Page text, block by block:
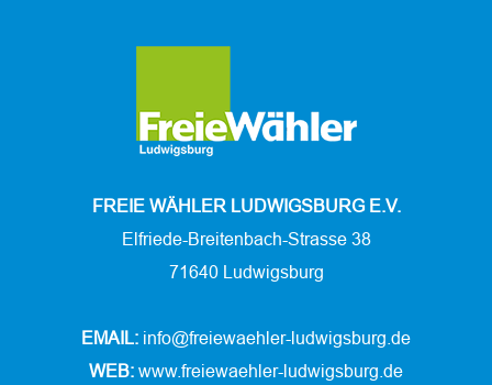
FREIE WÄHLER LUDWIGSBURG E.V.
Elfriede-Breitenbach-Strasse 38
71640 Ludwigsburg
EMAIL: info@freiewaehler-ludwigsburg.de
WEB: www.freiewaehler-ludwigsburg.de